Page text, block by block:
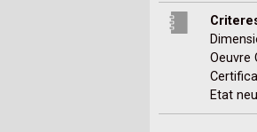
Oeuvre
Etat